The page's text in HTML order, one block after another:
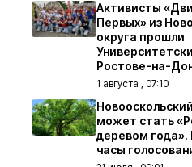
Активисты
Первых» из
округа прошли
Ростове-на-
1 августа , 07:10
может стать
деревом года».
часы